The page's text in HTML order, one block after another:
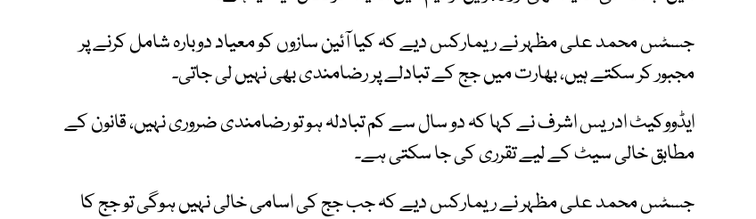
جسٹس محمد علی مظہر نے ریمارکس دیے کہ کیا آئین سازوں کو معیاد دوبارہ شامل کرنے پر
مجبور کر سکتے ہیں، بھارت میں جج کے تبادلے پر رضامندی بھی نہیں لی جاتی۔
ایڈووکیٹ ادریس اشرف نے کہا کہ دو سال سے کم تبادلہ ہو تو رضامندی ضروری نہیں، قانون کے
مطابق خالی سیٹ کے لیے تقرری کی جا سکتی ہے۔
جسٹس محمد علی مظہر نے ریمارکس دیے کہ جب جج کی اسامی خالی نہیں ہوگی تو جج کا